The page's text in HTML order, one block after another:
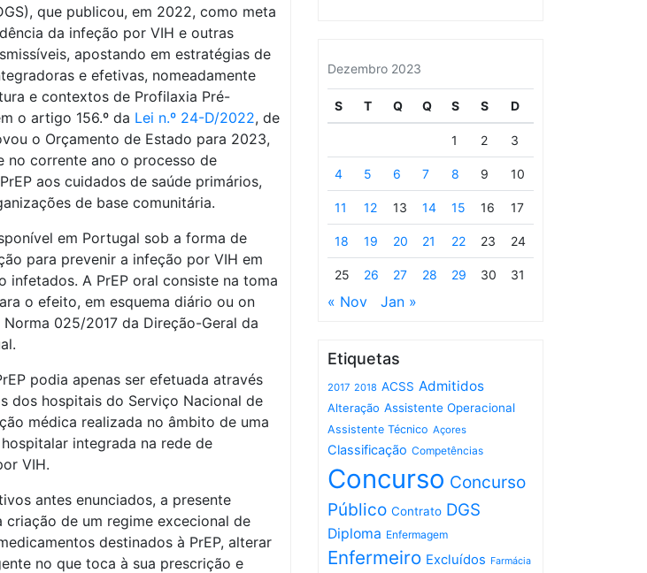
que publicou, em 2022, como meta
da infeção por VIH e outras
apostando em estratégias de
e efetivas, nomeadamente
e contextos de Profilaxia Pré-
o artigo 156.º da Lei n.º 24-D/2022, de
o Orçamento de Estado para 2023,
no corrente ano o processo de
aos cuidados de saúde primários,
de base comunitária.
em Portugal sob a forma de
para prevenir a infeção por VIH em
infetados. A PrEP oral consiste na toma
o efeito, em esquema diário ou on
025/2017 da Direção-Geral da
podia apenas ser efetuada através
dos hospitais do Serviço Nacional de
médica realizada no âmbito de uma
integrada na rede de
VIH.
antes enunciados, a presente
de um regime excecional de
destinados à PrEP, alterar
no que toca à sua prescrição e
Dezembro 2023
S T Q Q S S D
1 2 3
4 5 6 7 8 9 10
11 12 13 14 15 16 17
18 19 20 21 22 23 24
25 26 27 28 29 30 31
« Nov Jan »
Etiquetas
2017 2018 ACSS Admitidos
Alteração Assistente Operacional
Assistente Técnico Açores
Classificação Competências
Concurso Concurso
Público Contrato DGS
Diploma Enfermagem
Enfermeiro Excluídos Farmácia